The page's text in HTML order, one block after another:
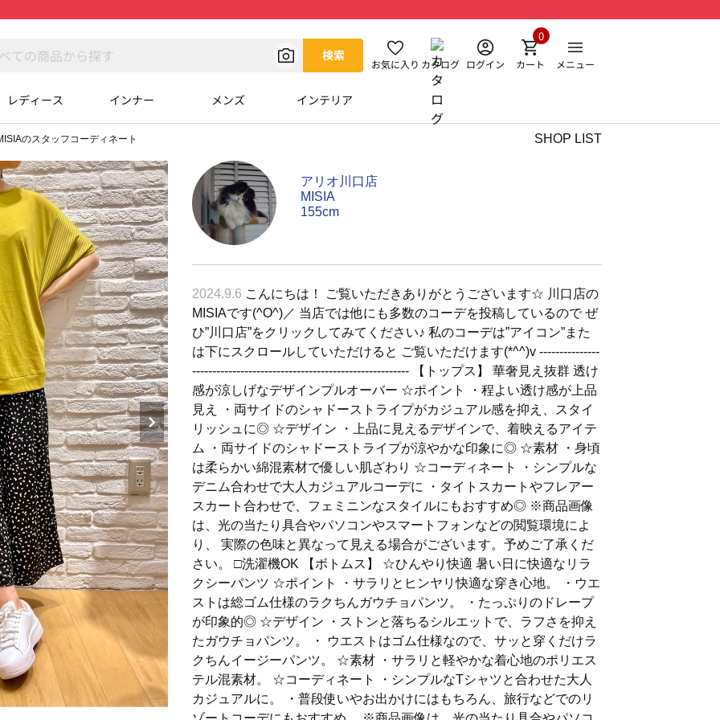
検索
お気に入り カタログ ログイン カート
0
メニュー
レディース インナー メンズ インテリア
のスタッフコーディネート SHOP LIST
アリオ川口店
MISIA
155cm
2024.9.6 こんにちは！ ご覧いただきありがとうございます☆ 川口店の
MISIAです(^O^)／ 当店では他にも多数のコーデを投稿しているので ぜ
ひ”川口店”をクリックしてみてください♪ 私のコーデは”アイコン”また
は下にスクロールしていただけると ご覧いただけます(*^^)v ---------------
------------------------------------------------------ 【トップス】 華奢見え抜群 透け
感が涼しげなデザインプルオーバー ☆ポイント ・程よい透け感が上品
見え ・両サイドのシャドーストライプがカジュアル感を抑え、スタイ
リッシュに◎ ☆デザイン ・上品に見えるデザインで、着映えるアイテ
ム ・両サイドのシャドーストライプが涼やかな印象に◎ ☆素材 ・身頃
は柔らかい綿混素材で優しい肌ざわり ☆コーディネート ・シンプルな
デニム合わせで大人カジュアルコーデに ・タイトスカートやフレアー
スカート合わせで、フェミニンなスタイルにもおすすめ◎ ※商品画像
は、光の当たり具合やパソコンやスマートフォンなどの閲覧環境によ
り、 実際の色味と異なって見える場合がございます。予めご了承くだ
さい。 □洗濯機OK 【ボトムス】 ☆ひんやり快適 暑い日に快適なリラ
クシーパンツ ☆ポイント ・サラリとヒンヤリ快適な穿き心地。 ・ウエ
ストは総ゴム仕様のラクちんガウチョパンツ。 ・たっぷりのドレープ
が印象的◎ ☆デザイン ・ストンと落ちるシルエットで、ラフさを抑え
たガウチョパンツ。 ・ ウエストはゴム仕様なので、サッと穿くだけラ
クちんイージーパンツ。 ☆素材 ・サラリと軽やかな着心地のポリエス
テル混素材。 ☆コーディネート ・シンプルなTシャツと合わせた大人
カジュアルに。 ・普段使いやお出かけにはもちろん、旅行などでのリ